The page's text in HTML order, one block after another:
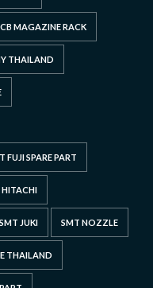
MAGAZINE RACK
THAILAND
FUJI SPARE PART
HITACHI
SMT JUKI SMT NOZZLE
THAILAND